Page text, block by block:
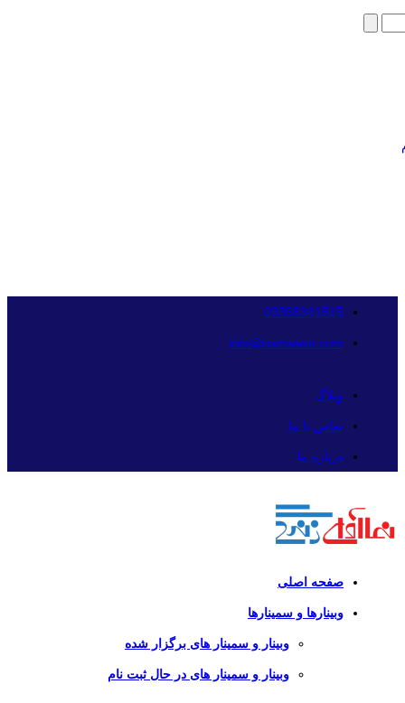
09358341515
info@namaava.com
وبلاگ
تماس با ما
درباره ما
صفحه اصلی
وبینارها و سمینارها
وبینار و سمینار های برگزار شده
وبینار و سمینار های در حال ثبت نام